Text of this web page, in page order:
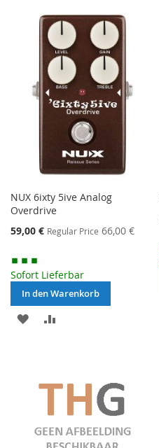
HINZUFÜGEN
NUX 6ixty 5ive Analog
Overdrive
Special
59,00 € Regular Price 66,00 €
Sofort Lieferbar
In den Warenkorb
MERKEN